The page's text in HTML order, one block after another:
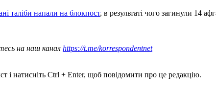
таліби напали на блокпост, в результаті чого загинули 14
на наш канал https://t.me/korrespondentnet
і натисніть Ctrl + Enter, щоб повідомити про це редакцію.